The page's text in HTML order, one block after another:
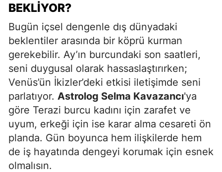
BEKLIYOR?
Bugün içsel dengenle dış dünyadaki
beklentiler arasında bir köprü kurman
gerekebilir. Ay’ın burcundaki son saatleri,
seni duygusal olarak hassaslaştırırken;
Venüs’ün İkizler’deki etkisi iletişimde seni
parlatıyor. Astrolog Selma Kavazancı'ya
göre Terazi burcu kadını için zarafet ve
uyum, erkeği için ise karar alma cesareti ön
planda. Gün boyunca hem ilişkilerde hem
de iş hayatında dengeyi korumak için esnek
olmalısın.